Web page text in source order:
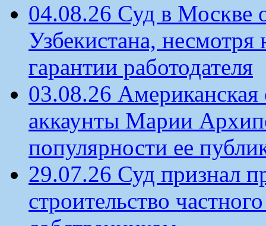
04.08.26 Суд в Москве
Узбекистана,
гарантии работодателя
03.08.26 Американская
аккаунты Марии
популярности ее
29.07.26 Суд признал
строительство